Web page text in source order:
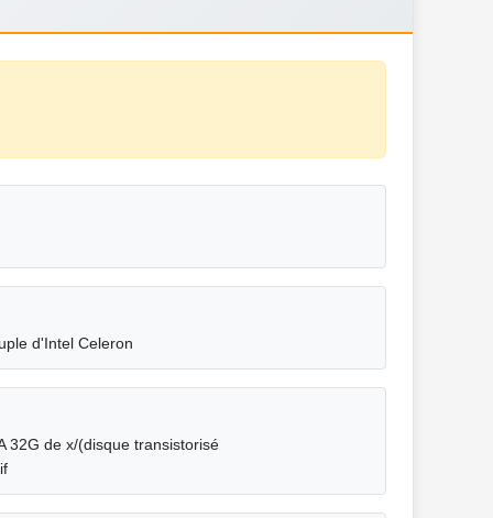
d'Intel Celeron
32G de x/(disque transistorisé